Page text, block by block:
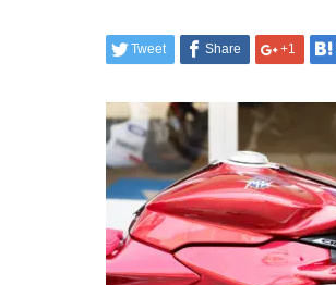
Tweet Share +1